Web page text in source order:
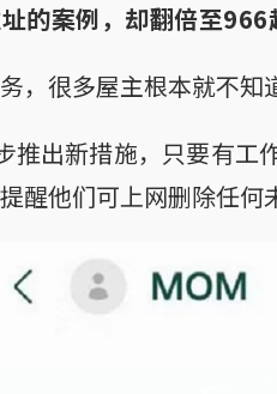
的案例，却翻倍至966
，很多屋主根本就不知
推出新措施，只要有工
醒他们可上网删除任何